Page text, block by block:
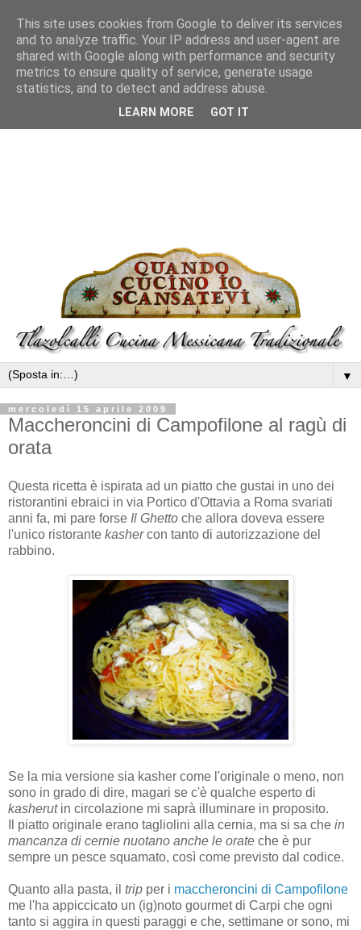
▼
mercoledì 15 aprile 2009
Maccheroncini di Campofilone al ragù di
orata
Questa ricetta è ispirata ad un piatto che gustai in uno dei
ristorantini ebraici in via Portico d'Ottavia a Roma svariati
anni fa, mi pare forse Il Ghetto che allora doveva essere
l'unico ristorante kashercon tanto di autorizzazione del
rabbino.
Se la mia versione sia kasher come l'originale o meno, non
sono in grado di dire, magari se c'è qualche esperto di
kasherutin circolazione mi saprà illuminare in proposito.
Il piatto originale erano tagliolini alla cernia, ma si sa che in
mancanza di cernie nuotano anche le orate che è pur
sempre un pesce squamato, così come previsto dal codice.
Quanto alla pasta, il trip per i maccheroncini di Campofilone
me l'ha appiccicato un (ig)noto gourmet di Carpi che ogni
tanto si aggira in questi paraggi e che, settimane or sono, mi
This site uses cookies from Google to deliver its services
and to analyze traffic. Your IP address and user-agent are
shared with Google along with performance and security
metrics to ensure quality of service, generate usage
statistics, and to detect and address abuse.
LEARN MORE GOT IT